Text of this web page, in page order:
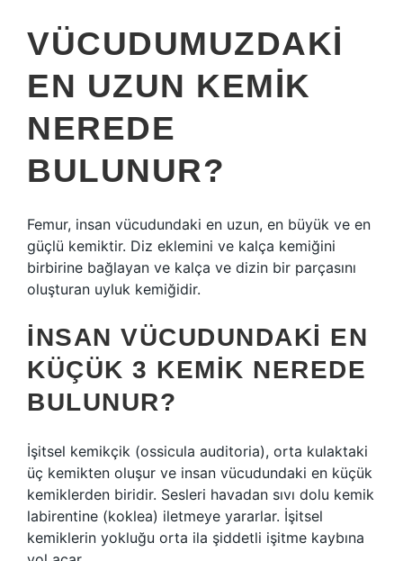
VÜCUDUMUZDAKI
EN UZUN KEMIK
NEREDE
BULUNUR?
Femur, insan vücudundaki en uzun, en büyük ve en
güçlü kemiktir. Diz eklemini ve kalça kemiğini
birbirine bağlayan ve kalça ve dizin bir parçasını
oluşturan uyluk kemiğidir.
İNSAN VÜCUDUNDAKI EN
KÜÇÜK 3 KEMIK NEREDE
BULUNUR?
İşitsel kemikçik (ossicula auditoria), orta kulaktaki
üç kemikten oluşur ve insan vücudundaki en küçük
kemiklerden biridir. Sesleri havadan sıvı dolu kemik
labirentine (koklea) iletmeye yararlar. İşitsel
kemiklerin yokluğu orta ila şiddetli işitme kaybına